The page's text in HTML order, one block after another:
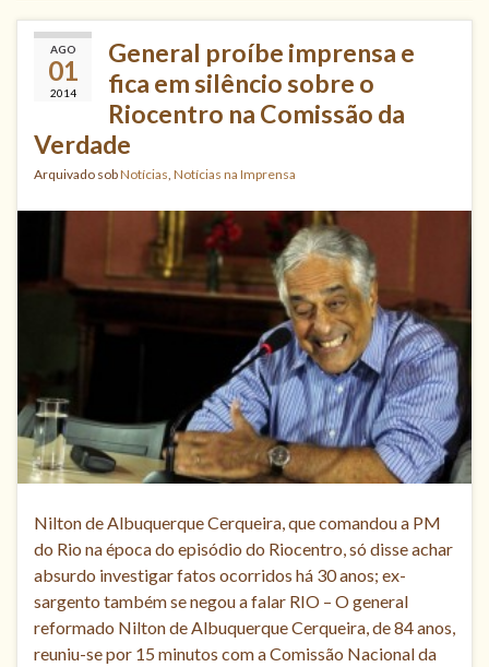
AGO
01
2014
General proíbe imprensa e
fica em silêncio sobre o
Riocentro na Comissão da
Verdade
Arquivado sobNotícias Notícias na Imprensa
Nilton de Albuquerque Cerqueira, que comandou a PM
do Rio na época do episódio do Riocentro, só disse achar
absurdo investigar fatos ocorridos há 30 anos; ex-
sargento também se negou a falar RIO – O general
reformado Nilton de Albuquerque Cerqueira, de 84 anos,
reuniu-se por 15 minutos com a Comissão Nacional da